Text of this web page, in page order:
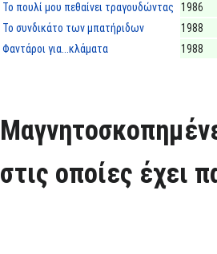
Το πουλί μου πεθαίνει τραγουδώντας
1986
Το συνδικάτο των μπατήριδων
1988
Φαντάροι για...κλάματα
1988
στις οποίες έχει